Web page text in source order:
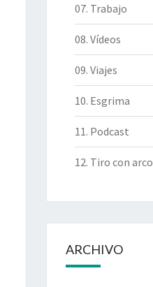
07. Trabajo
08. Vídeos
09. Viajes
10. Esgrima
11. Podcast
12. Tiro con arco
ARCHIVO